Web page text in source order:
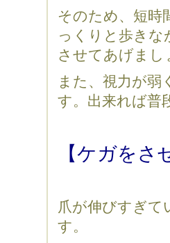
そのため、短時
っくりと歩きな
させてあげまし
また、視力が弱
す。出来れば普
【ケガを
爪が伸びすぎて
す。